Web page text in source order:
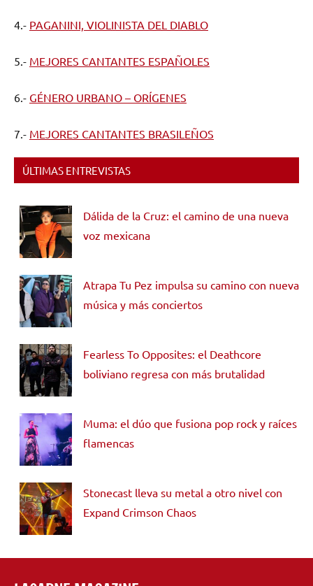
4.- PAGANINI, VIOLINISTA DEL DIABLO
5.- MEJORES CANTANTES ESPAÑOLES
6.- GÉNERO URBANO – ORÍGENES
7.- MEJORES CANTANTES BRASILEÑOS
ÚLTIMAS ENTREVISTAS
Dálida de la Cruz: el camino de una nueva
voz mexicana
Atrapa Tu Pez impulsa su camino con nueva
música y más conciertos
Fearless To Opposites: el Deathcore
boliviano regresa con más brutalidad
Muma: el dúo que fusiona pop rock y raíces
flamencas
Stonecast lleva su metal a otro nivel con
Expand Crimson Chaos